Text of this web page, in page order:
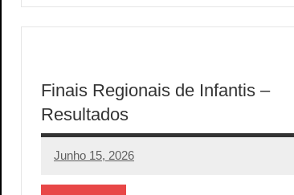
Finais Regionais de Infantis –
Resultados
Junho 15, 2026
aeram
Sem
comentários